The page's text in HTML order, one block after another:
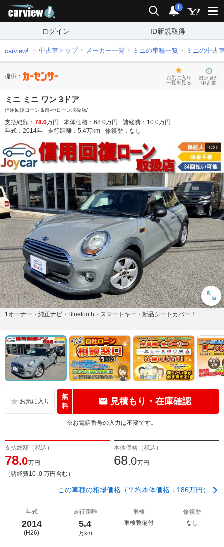
検索 通知
i
ログイン ID新規取得
carview! 中古車トップ メーカー一覧 ミニの車種一覧 ミニの中古
提供：
お気に入り
一覧を見る
最近見た
中古車
ミニ ミニ ワン 3ドア
信用回復ローン＆自社/ローン取扱店/
支払総額： 78.0万円 本体価格： 68.0万円 諸経費： 10.0万円
年式： 2014年 走行距離： 5.4万km 修復歴： なし
1/20
1オーナー・純正ナビ・Bluetooth・スマートキー・新品シートカバー！
無
料
見積もり・在庫確認
※お電話番号の入力は不要です。
支払総額（税込）
78.0万円
（諸経費10 .0 万円含む）
本体価格（税込）
68.0万円
この車種の相場価格（平均本体価格：186万円）
年式
2014
(H26)
走行距離
5.4
万km
車検
車検整備付
修復歴
なし